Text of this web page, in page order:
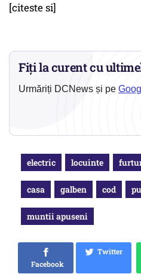
[citeste si]
Fiți la curent cu
Urmăriți DCNews și pe
electric locuinte
casa galben cod
muntii apuseni
Facebook
Twitter